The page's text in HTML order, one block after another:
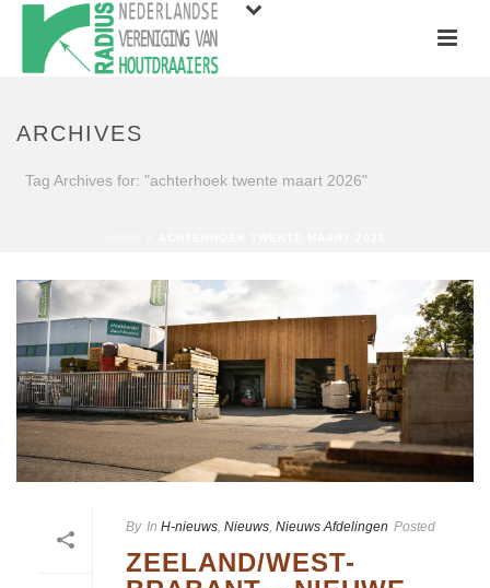
ARCHIVES
Tag Archives for: "achterhoek twente maart 2026"
By In H-nieuws Nieuws Nieuws Afdelingen Posted
ZEELAND/WEST-